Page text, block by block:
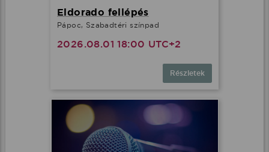
Eldorado fellépés
Pápoc, Szabadtéri színpad
2026.08.01 18:00 UTC+2
Részletek